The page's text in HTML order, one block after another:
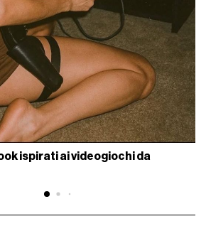
ispirati ai videogiochi da